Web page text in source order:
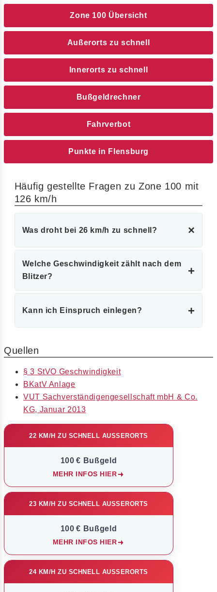
Zone 100 Übersicht
Außerorts zu schnell
Innerorts zu schnell
Bußgeldrechner
Fahrverbot
Punkte in Flensburg
Häufig gestellte Fragen zu Zone 100 mit
126 km/h
Was droht bei 26 km/h zu schnell? ×
Welche Geschwindigkeit zählt nach dem
Blitzer?
+
Kann ich Einspruch einlegen? +
Quellen
§ 3 StVO Geschwindigkeit
BKatV Anlage
VUT Sachverständigengesellschaft mbH & Co.
KG, Januar 2013
22 KM/H ZU SCHNELL AUSSERORTS
100 € Bußgeld
MEHR INFOS HIER
23 KM/H ZU SCHNELL AUSSERORTS
100 € Bußgeld
MEHR INFOS HIER
24 KM/H ZU SCHNELL AUSSERORTS